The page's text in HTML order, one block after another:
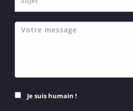
Je suis humain !